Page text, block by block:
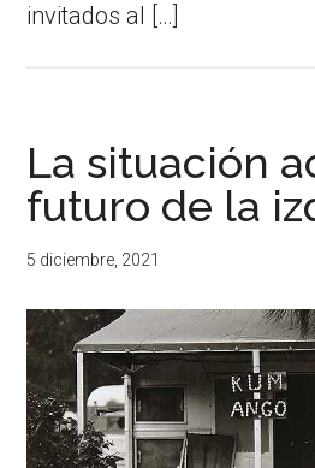
invitados al […]
La situación
futuro de la
5 diciembre, 2021